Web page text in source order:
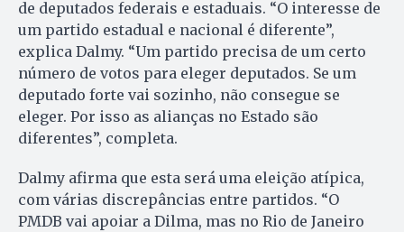
de deputados federais e estaduais. “O interesse de
um partido estadual e nacional é diferente”,
explica Dalmy. “Um partido precisa de um certo
número de votos para eleger deputados. Se um
deputado forte vai sozinho, não consegue se
eleger. Por isso as alianças no Estado são
diferentes”, completa.
Dalmy afirma que esta será uma eleição atípica,
com várias discrepâncias entre partidos. “O
PMDB vai apoiar a Dilma, mas no Rio de Janeiro